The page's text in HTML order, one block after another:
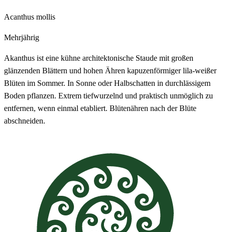
Acanthus mollis
Mehrjährig
Akanthus ist eine kühne architektonische Staude mit großen
glänzenden Blättern und hohen Ähren kapuzenförmiger lila-weißer
Blüten im Sommer. In Sonne oder Halbschatten in durchlässigem
Boden pflanzen. Extrem tiefwurzelnd und praktisch unmöglich zu
entfernen, wenn einmal etabliert. Blütenähren nach der Blüte
abschneiden.